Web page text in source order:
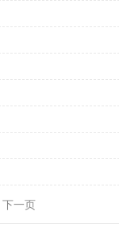
下一页